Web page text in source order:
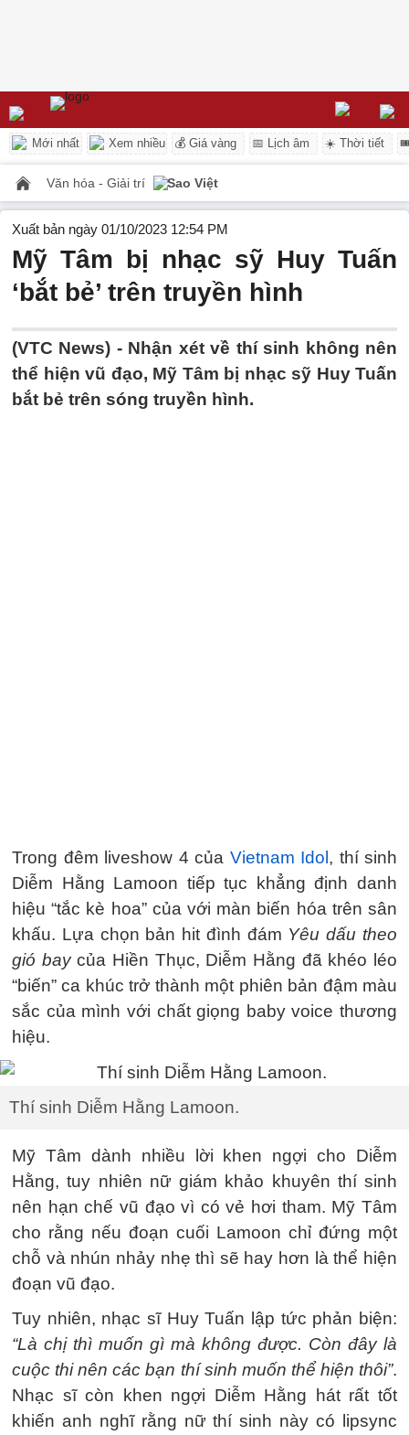
Mới nhất Xem nhiều 💰 Giá vàng 📅 Lịch âm ☀️ Thời tiết
Văn hóa - Giải trí Sao Việt
Xuất bản ngày 01/10/2023 12:54 PM
Mỹ Tâm bị nhạc sỹ Huy Tuấn
‘bắt bẻ’ trên truyền hình
(VTC News) - Nhận xét về thí sinh không nên
thể hiện vũ đạo, Mỹ Tâm bị nhạc sỹ Huy Tuấn
bắt bẻ trên sóng truyền hình.
Trong đêm liveshow 4 của Vietnam Idol , thí sinh
Diễm Hằng Lamoon tiếp tục khẳng định danh
hiệu “tắc kè hoa” của với màn biến hóa trên sân
khấu. Lựa chọn bản hit đình đám Yêu dấu theo
gió baycủa Hiền Thục, Diễm Hằng đã khéo léo
“biến” ca khúc trở thành một phiên bản đậm màu
sắc của mình với chất giọng baby voice thương
hiệu.
Thí sinh Diễm Hằng Lamoon.
Mỹ Tâm dành nhiều lời khen ngợi cho Diễm
Hằng, tuy nhiên nữ giám khảo khuyên thí sinh
nên hạn chế vũ đạo vì có vẻ hơi tham. Mỹ Tâm
cho rằng nếu đoạn cuối Lamoon chỉ đứng một
chỗ và nhún nhảy nhẹ thì sẽ hay hơn là thể hiện
đoạn vũ đạo.
Tuy nhiên, nhạc sĩ Huy Tuấn lập tức phản biện:
“Là chị thì muốn gì mà không được. Còn đây là
cuộc thi nên các bạn thí sinh muốn thể hiện thôi”.
Nhạc sĩ còn khen ngợi Diễm Hằng hát rất tốt
khiến anh nghĩ rằng nữ thí sinh này có lipsync